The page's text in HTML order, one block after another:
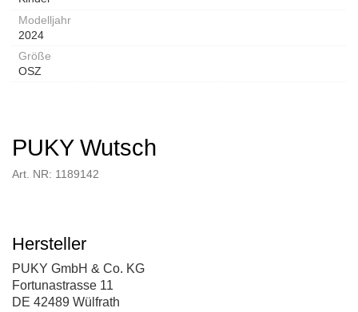
Modelljahr
2024
Größe
OSZ
PUKY Wutsch
Art. NR: 1189142
Hersteller
PUKY GmbH & Co. KG
Fortunastrasse 11
DE 42489 Wülfrath